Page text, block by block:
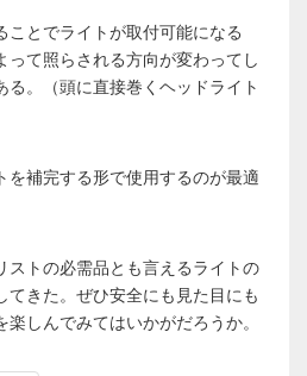
とでライトが取付可能になる
て照らされる方向が変わってし
る。（頭に直接巻くヘッドライト
を補完する形で使用するのが最適
ストの必需品とも言えるライトの
きた。ぜひ安全にも見た目にも
しんでみてはいかがだろうか。